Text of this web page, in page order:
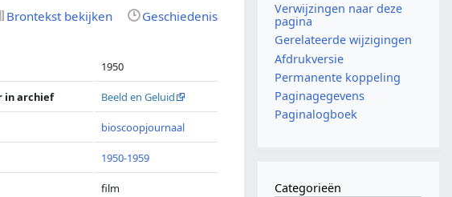
Brontekst bekijken Geschiedenis
1950
in archief Beeld en Geluid
bioscoopjournaal
1950-1959
film
Verwijzingen naar deze
pagina
Gerelateerde wijzigingen
Afdrukversie
Permanente koppeling
Paginagegevens
Paginalogboek
Categorieën